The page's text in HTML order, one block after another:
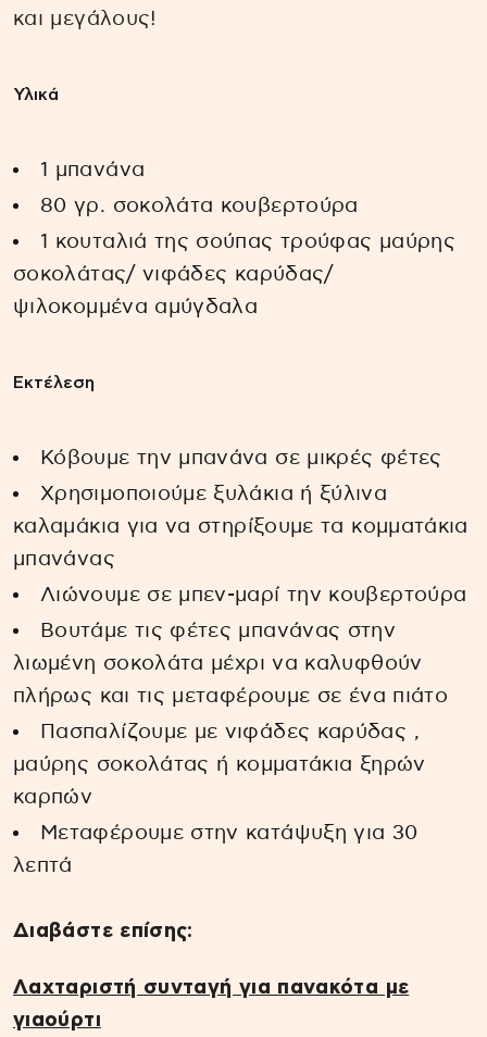
και μεγάλους!
Υλικά
1 μπανάνα
80 γρ. σοκολάτα κουβερτούρα
1 κουταλιά της σούπας τρούφας μαύρης
σοκολάτας/ νιφάδες καρύδας/
ψιλοκομμένα αμύγδαλα
Εκτέλεση
Κόβουμε την μπανάνα σε μικρές φέτες
Χρησιμοποιούμε ξυλάκια ή ξύλινα
καλαμάκια για να στηρίξουμε τα κομματάκια
μπανάνας
Λιώνουμε σε μπεν-μαρί την κουβερτούρα
Βουτάμε τις φέτες μπανάνας στην
λιωμένη σοκολάτα μέχρι να καλυφθούν
πλήρως και τις μεταφέρουμε σε ένα πιάτο
Πασπαλίζουμε με νιφάδες καρύδας ,
μαύρης σοκολάτας ή κομματάκια ξηρών
καρπών
Μεταφέρουμε στην κατάψυξη για 30
λεπτά
Διαβάστε επίσης:
Λαχταριστή συνταγή για πανακότα με
γιαούρτι